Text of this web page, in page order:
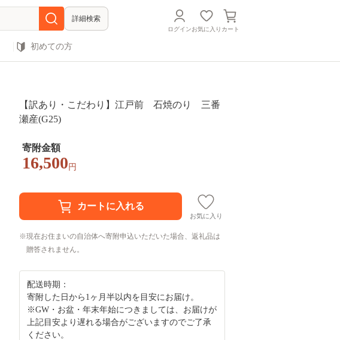
詳細検索
ログインお気に入り カート
初めての方
【訳あり・こだわり】江戸前 石焼のり 三番
瀬産(G25)
寄附金額
16,500 円
お気に入り
現在お住まいの自治体へ寄附申込いただいた場合、返礼品は
贈答されません。
配送時期：
寄附した日から1ヶ月半以内を目安にお届け。
※GW・お盆・年末年始につきましては、お届けが
上記目安より遅れる場合がございますのでご了承
ください。